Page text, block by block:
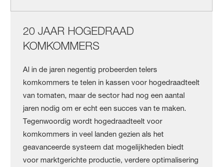
20 JAAR HOGEDRAAD
KOMKOMMERS
Al in de jaren negentig probeerden telers
komkommers te telen in kassen voor hogedraadteelt
van tomaten, maar de sector had nog een aantal
jaren nodig om er echt een succes van te maken.
Tegenwoordig wordt hogedraadteelt voor
komkommers in veel landen gezien als het
geavanceerde systeem dat mogelijkheden biedt
voor marktgerichte productie, verdere optimalisering